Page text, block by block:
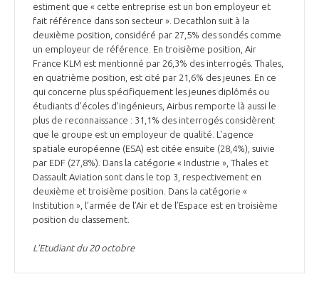
estiment que « cette entreprise est un bon employeur et
fait référence dans son secteur ». Decathlon suit à la
deuxième position, considéré par 27,5% des sondés comme
un employeur de référence. En troisième position, Air
France KLM est mentionné par 26,3% des interrogés. Thales,
en quatrième position, est cité par 21,6% des jeunes. En ce
qui concerne plus spécifiquement les jeunes diplômés ou
étudiants d'écoles d'ingénieurs, Airbus remporte là aussi le
plus de reconnaissance : 31,1% des interrogés considèrent
que le groupe est un employeur de qualité. L'agence
spatiale européenne (ESA) est citée ensuite (28,4%), suivie
par EDF (27,8%). Dans la catégorie « Industrie », Thales et
Dassault Aviation sont dans le top 3, respectivement en
deuxième et troisième position. Dans la catégorie «
Institution », l’armée de l’Air et de l’Espace est en troisième
position du classement.
L’Etudiant du 20 octobre